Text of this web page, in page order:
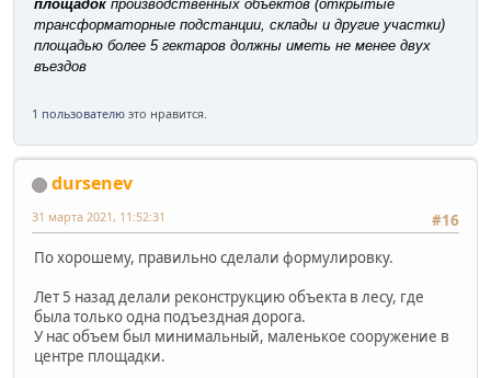
площадок производственных объектов (открытые
трансформаторные подстанции, склады и другие участки)
площадью более 5 гектаров должны иметь не менее двух
въездов
1 пользователю это нравится.
dursenev
#16
31 марта 2021, 11:52:31
По хорошему, правильно сделали формулировку.
Лет 5 назад делали реконструкцию объекта в лесу, где
была только одна подъездная дорога.
У нас объем был минимальный, маленькое сооружение в
центре площадки.